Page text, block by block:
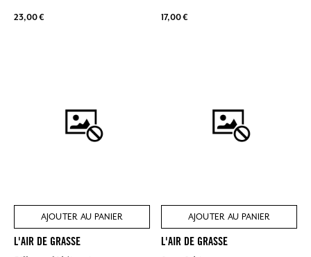
23,00 € 17,00 €
AJOUTER AU PANIER
L'AIR DE GRASSE
AJOUTER AU PANIER
L'AIR DE GRASSE